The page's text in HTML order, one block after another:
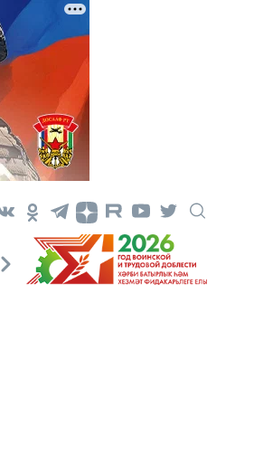
"ГУЛЬСТАН" НАШ ПОЧТАЛЬОН